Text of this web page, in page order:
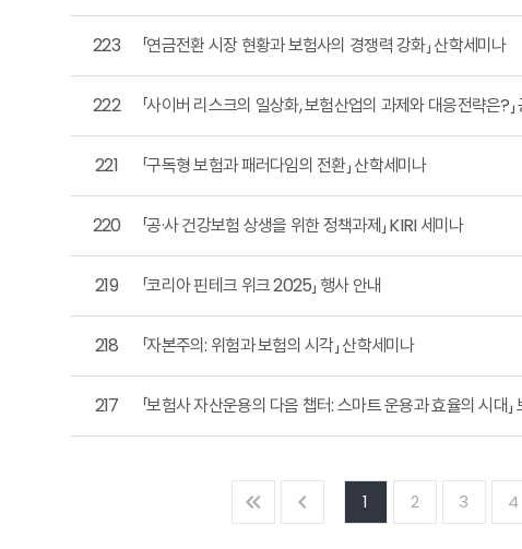
223 「연금전환 시장 현황과 보험사의 경쟁력 강화」 산학세미나
222 「사이버 리스크의 일상화, 보험산업의 과제와 대응전략은?
221 「구독형 보험과 패러다임의 전환」 산학세미나
220 「공·사 건강보험 상생을 위한 정책과제」 KIRI 세미나
219 「코리아 핀테크 위크 2025」 행사 안내
218 「자본주의: 위험과 보험의 시각」 산학세미나
217 「보험사 자산운용의 다음 챕터: 스마트 운용과 효율의 시대
1 2 3 4